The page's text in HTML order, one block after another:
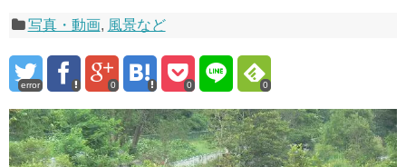
写真・動画, 風景など
error 0 0 0